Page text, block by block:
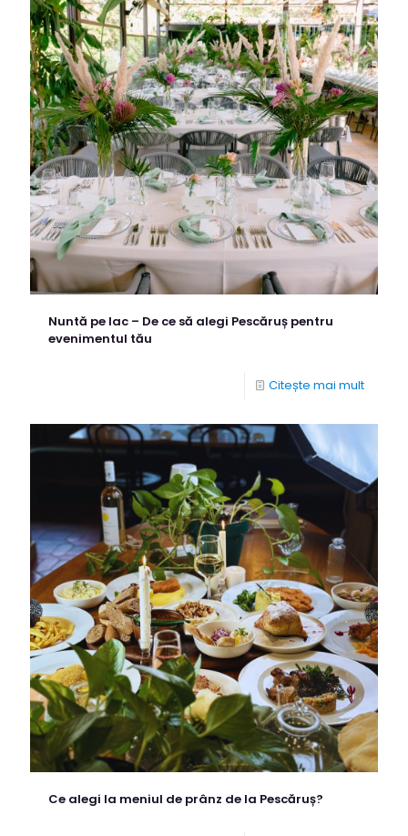
Nuntă pe lac – De ce să alegi Pescăruș pentru
evenimentul tău
Citește mai mult
Ce alegi la meniul de prânz de la Pescăruș?